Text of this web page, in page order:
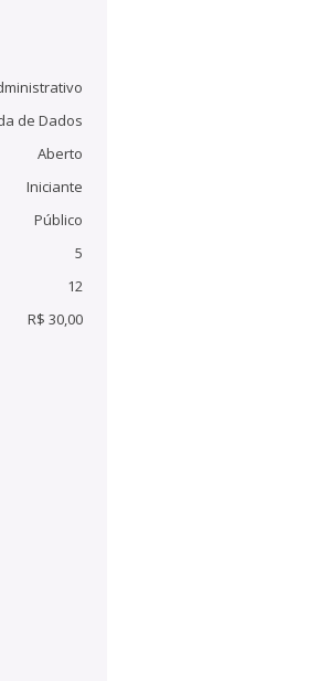
de Dados
Aberto
Iniciante
Público
5
12
R$ 30,00